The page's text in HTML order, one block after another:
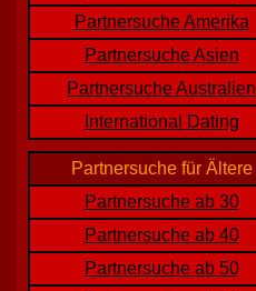
Partnersuche Amerika
Partnersuche Asien
Partnersuche Australien
International Dating
Partnersuche für Ältere
Partnersuche ab 30
Partnersuche ab 40
Partnersuche ab 50